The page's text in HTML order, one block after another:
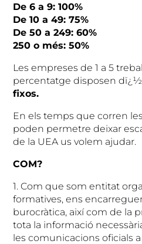
De 6 a 9: 100%
De 10 a 49: 75%
De 50 a 249: 60%
250 o més: 50%
Les empreses de 1 a 5
percentatge disposen
fixos.
En els temps que corren
poden permetre deixar
de la UEA us volem ajudar.
COM?
1. Com que som entitat
formatives, ens
burocràtica, així com de la
tota la informació
les comunicacions oficials